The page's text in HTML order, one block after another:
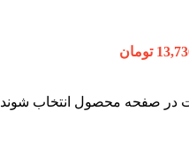
در صفحه محصول انتخاب شوند